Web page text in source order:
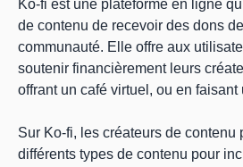
Ko-fi est une plateforme en ligne
de contenu de recevoir des dons
communauté. Elle offre aux
soutenir financièrement leurs
offrant un café virtuel, ou en
Sur Ko-fi, les créateurs de contenu
différents types de contenu pour